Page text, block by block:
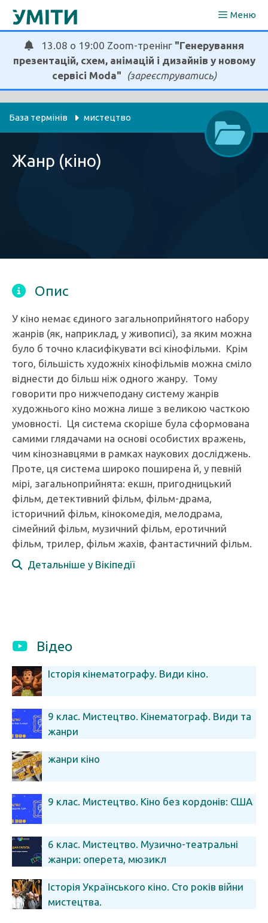
Перейти
Меню
13.08 о 19:00 Zoom-тренінг "Генерування
презентацій, схем, анімацій і дизайнів у новому
сервісі Moda"
(зареєструватись)
База термінів мистецтво
Жанр (кіно)
Опис
У кіно немає єдиного загальноприйнятого набору
жанрів (як, наприклад, у живописі), за яким можна
було б точно класифікувати всі кінофільми. Крім
того, більшість художніх кінофільмів можна сміло
віднести до більш ніж одного жанру. Тому
говорити про нижчеподану систему жанрів
художнього кіно можна лише з великою часткою
умовності. Ця система скоріше була сформована
самими глядачами на основі особистих вражень,
чим кінознавцями в рамках наукових досліджень.
Проте, ця система широко поширена й, у певній
мірі, загальноприйнята: екшн, пригодницький
фільм, детективний фільм, фільм-драма,
історичний фільм, кінокомедія, мелодрама,
сімейний фільм, музичний фільм, еротичний
фільм, трилер, фільм жахів, фантастичний фільм.
Детальніше у Вікіпедії
Відео
Історія кінематографу. Види кіно.
9 клас. Мистецтво. Кінематограф. Види та
жанри
жанри кіно
9 клас. Мистецтво. Кіно без кордонів: США
6 клас. Мистецтво. Музично-театральні
жанри: оперета, мюзикл
Історія Українського кіно. Сто років війни
мистецтва.